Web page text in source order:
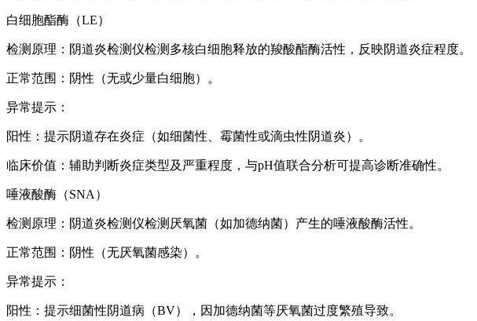
白细胞酯酶（LE）
检测原理： 阴道炎检测仪检测多核白细胞释放的羧酸酯酶活性，反映阴道炎症程度。
正常范围：阴性（无或少量白细胞）。
异常提示：
阳性：提示阴道存在炎症（如细菌性、霉菌性或滴虫性阴道炎）。
临床价值：辅助判断炎症类型及严重程度，与pH值联合分析可提高诊断准确性。
唾液酸酶（SNA）
检测原理： 阴道炎检测仪检测厌氧菌（如加德纳菌）产生的唾液酸酶活性。
正常范围：阴性（无厌氧菌感染）。
异常提示：
阳性：提示细菌性阴道病（BV），因加德纳菌等厌氧菌过度繁殖导致。